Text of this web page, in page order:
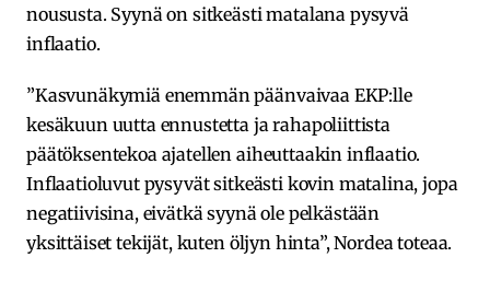
noususta. Syynä on sitkeästi matalana pysyvä
inflaatio.
”Kasvunäkymiä enemmän päänvaivaa EKP:lle
kesäkuun uutta ennustetta ja rahapoliittista
päätöksentekoa ajatellen aiheuttaakin inflaatio.
Inflaatioluvut pysyvät sitkeästi kovin matalina, jopa
negatiivisina, eivätkä syynä ole pelkästään
yksittäiset tekijät, kuten öljyn hinta”, Nordea toteaa.